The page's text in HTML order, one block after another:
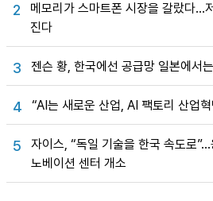
2
메모리가 스마트폰 시장을 갈랐다…
진다
3 젠슨 황, 한국에선 공급망 일본에서
4 “AI는 새로운 산업, AI 팩토리 산업
5
자이스, “독일 기술을 한국 속도로
노베이션 센터 개소